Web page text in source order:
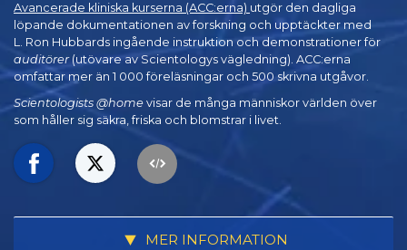
Avancerade kliniska kurserna (ACC:erna) utgör den dagliga
löpande dokumentationen av forskning och upptäckter med
L. Ron Hubbards ingående instruktion och demonstrationer för
auditörer(utövare av Scientologys vägledning). ACC:erna
omfattar mer än 1 000 föreläsningar och 500 skrivna utgåvor.
Scientologists @home visar de många människor världen över
som håller sig säkra, friska och blomstrar i livet.
MER INFORMATION